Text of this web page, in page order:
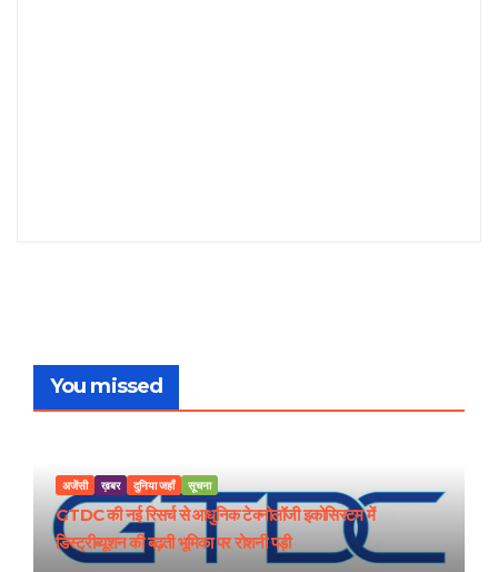
You missed
अजेंसी ख़बर दुनिया जहाँ सूचना
GTDC की नई रिसर्च से आधुनिक टेक्नोलॉजी इकोसिस्टम में
डिस्ट्रीब्यूशन की बढ़ती भूमिका पर रोशनी पड़ी